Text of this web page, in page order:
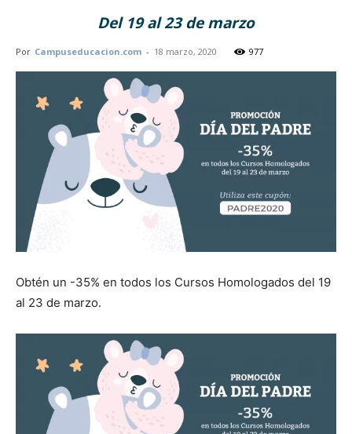
Del 19 al 23 de marzo
Por Campuseducacion.com - 18 marzo, 2020 977
Obtén un -35% en todos los Cursos Homologados del 19
al 23 de marzo.